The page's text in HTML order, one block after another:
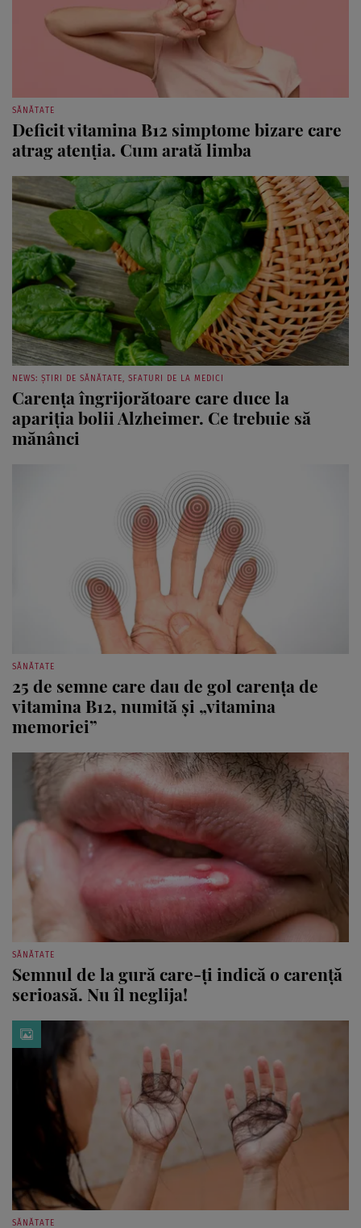
SĂNĂTATE
Deficit vitamina B12 simptome bizare care
atrag atenția. Cum arată limba
NEWS: ȘTIRI DE SĂNĂTATE, SFATURI DE LA MEDICI
Carența îngrijorătoare care duce la
apariția bolii Alzheimer. Ce trebuie să
mănânci
SĂNĂTATE
25 de semne care dau de gol carența de
vitamina B12, numită și „vitamina
memoriei”
SĂNĂTATE
Semnul de la gură care-ți indică o carență
serioasă. Nu îl neglija!
SĂNĂTATE